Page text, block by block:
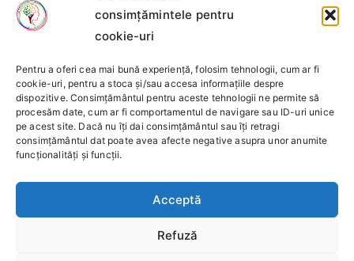
consimțămintele pentru
cookie-uri
Pentru a oferi cea mai bună experiență, folosim tehnologii, cum ar fi
cookie-uri, pentru a stoca și/sau accesa informațiile despre
dispozitive. Consimțământul pentru aceste tehnologii ne permite să
procesăm date, cum ar fi comportamentul de navigare sau ID-uri unice
pe acest site. Dacă nu îți dai consimțământul sau îți retragi
consimțământul dat poate avea afecte negative asupra unor anumite
funcționalități și funcții.
Acceptă
Refuză
Cabinet Individual de Psihologie Iacob